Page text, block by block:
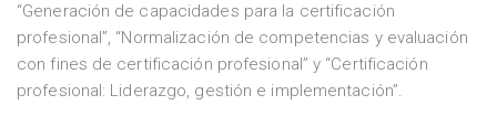
“Generación de capacidades para la certificación
profesional”, “Normalización de competencias y evaluación
con fines de certificación profesional” y “Certificación
profesional: Liderazgo, gestión e implementación”.